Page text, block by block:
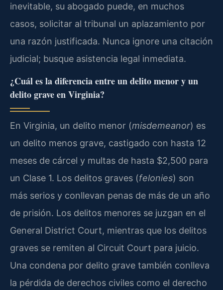
inevitable, su abogado puede, en muchos
casos, solicitar al tribunal un aplazamiento por
una razón justificada. Nunca ignore una citación
judicial; busque asistencia legal inmediata.
¿Cuál es la diferencia entre un delito menor y un
delito grave en Virginia?
En Virginia, un delito menor (misdemeanor) es
un delito menos grave, castigado con hasta 12
meses de cárcel y multas de hasta $2,500 para
un Clase 1. Los delitos graves (felonies) son
más serios y conllevan penas de más de un año
de prisión. Los delitos menores se juzgan en el
General District Court, mientras que los delitos
graves se remiten al Circuit Court para juicio.
Una condena por delito grave también conlleva
la pérdida de derechos civiles como el derecho